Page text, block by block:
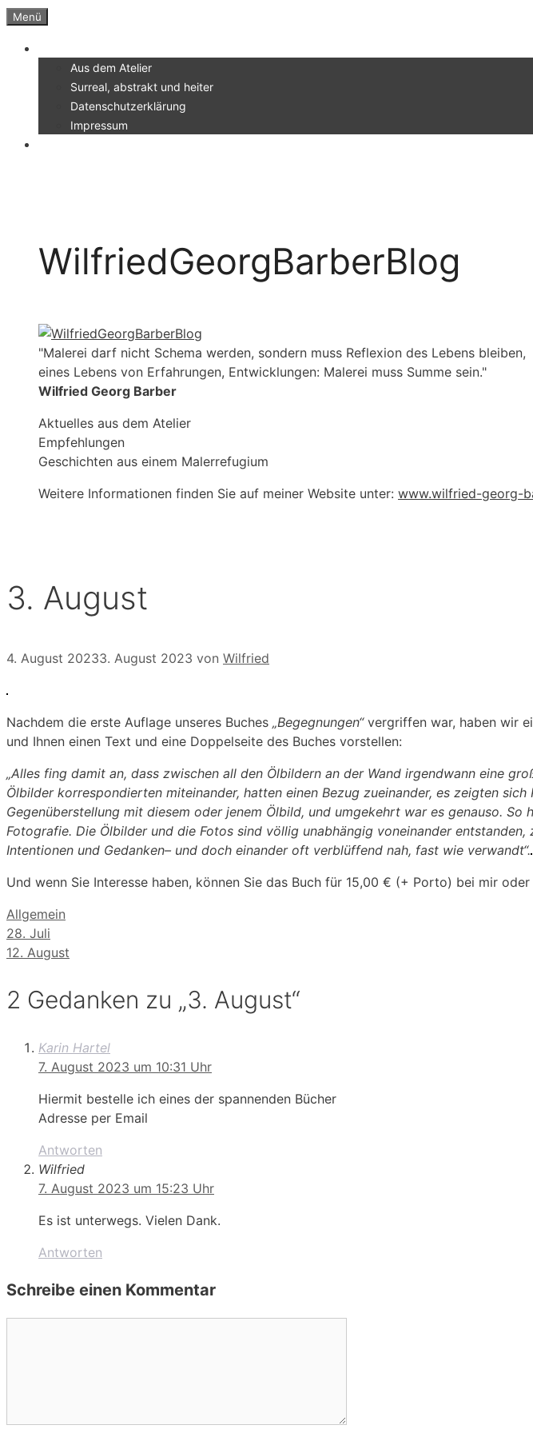
Zum
springen
Menü
Aus dem Atelier
Surreal, abstrakt und heiter
Datenschutzerklärung
Impressum
WilfriedGeorgBarberBlog
"Malerei darf nicht Schema werden, sondern muss Reflexion des Lebens bleiben,
eines Lebens von Erfahrungen, Entwicklungen: Malerei muss Summe sein."
Wilfried Georg Barber
Aktuelles aus dem Atelier
Empfehlungen
Geschichten aus einem Malerrefugium
Weitere Informationen finden Sie auf meiner Website unter: www.wilfried-georg-
3. August
4. August 20233. August 2023 von Wilfried
Nachdem die erste Auflage unseres Buches „Begegnungen“vergriffen war, haben wir
und Ihnen einen Text und eine Doppelseite des Buches vorstellen:
„Alles fing damit an, dass zwischen all den Ölbildern an der Wand irgendwann eine
Ölbilder korrespondierten miteinander, hatten einen Bezug zueinander, es zeigten
Gegen­überstellung mit diesem oder jenem Ölbild, und umgekehrt war es genauso.
Fotografie. Die Ölbilder und die Fotos sind völlig unabhängig voneinander
Intentionen und Gedanken– und doch einander oft verblüffend nah, fast wie verwandt“.
Und wenn Sie Interesse haben, können Sie das Buch für 15,00 € (+ Porto) bei mir
Kategorien
Allgemein
28. Juli
12. August
2 Gedanken zu „3. August“
Karin Hartel
7. August 2023 um 10:31 Uhr
Hiermit bestelle ich eines der spannenden Bücher
Adresse per Email
Antworten
Wilfried
7. August 2023 um 15:23 Uhr
Es ist unterwegs. Vielen Dank.
Antworten
Schreibe einen Kommentar